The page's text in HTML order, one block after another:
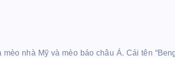
nhà Mỹ và mèo báo châu Á. Cái tên